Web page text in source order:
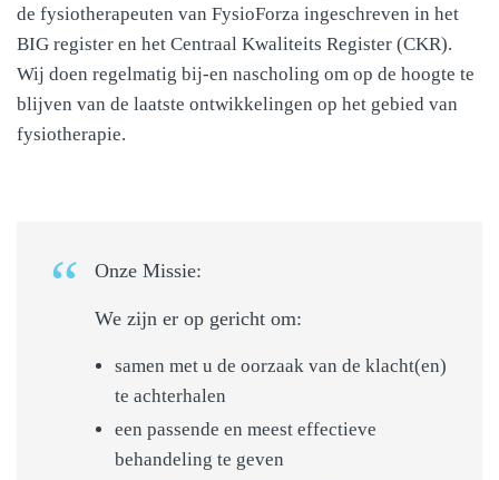
de fysiotherapeuten van FysioForza ingeschreven in het
BIG register en het Centraal Kwaliteits Register (CKR).
Wij doen regelmatig bij-en nascholing om op de hoogte te
blijven van de laatste ontwikkelingen op het gebied van
fysiotherapie.
Onze Missie:
We zijn er op gericht om:
samen met u de oorzaak van de klacht(en)
te achterhalen
een passende en meest effectieve
behandeling te geven